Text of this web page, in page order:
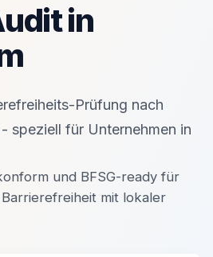
in
Prüfung nach
speziell für Unternehmen in
und BFSG-ready für
mit lokaler